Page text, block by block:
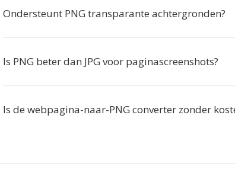
Ondersteunt PNG transparante achtergronden?
Is PNG beter dan JPG voor paginascreenshots?
Is de webpagina-naar-PNG converter zonder